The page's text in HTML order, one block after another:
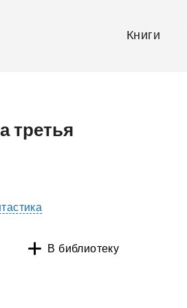
Книги
третья
В библиотеку